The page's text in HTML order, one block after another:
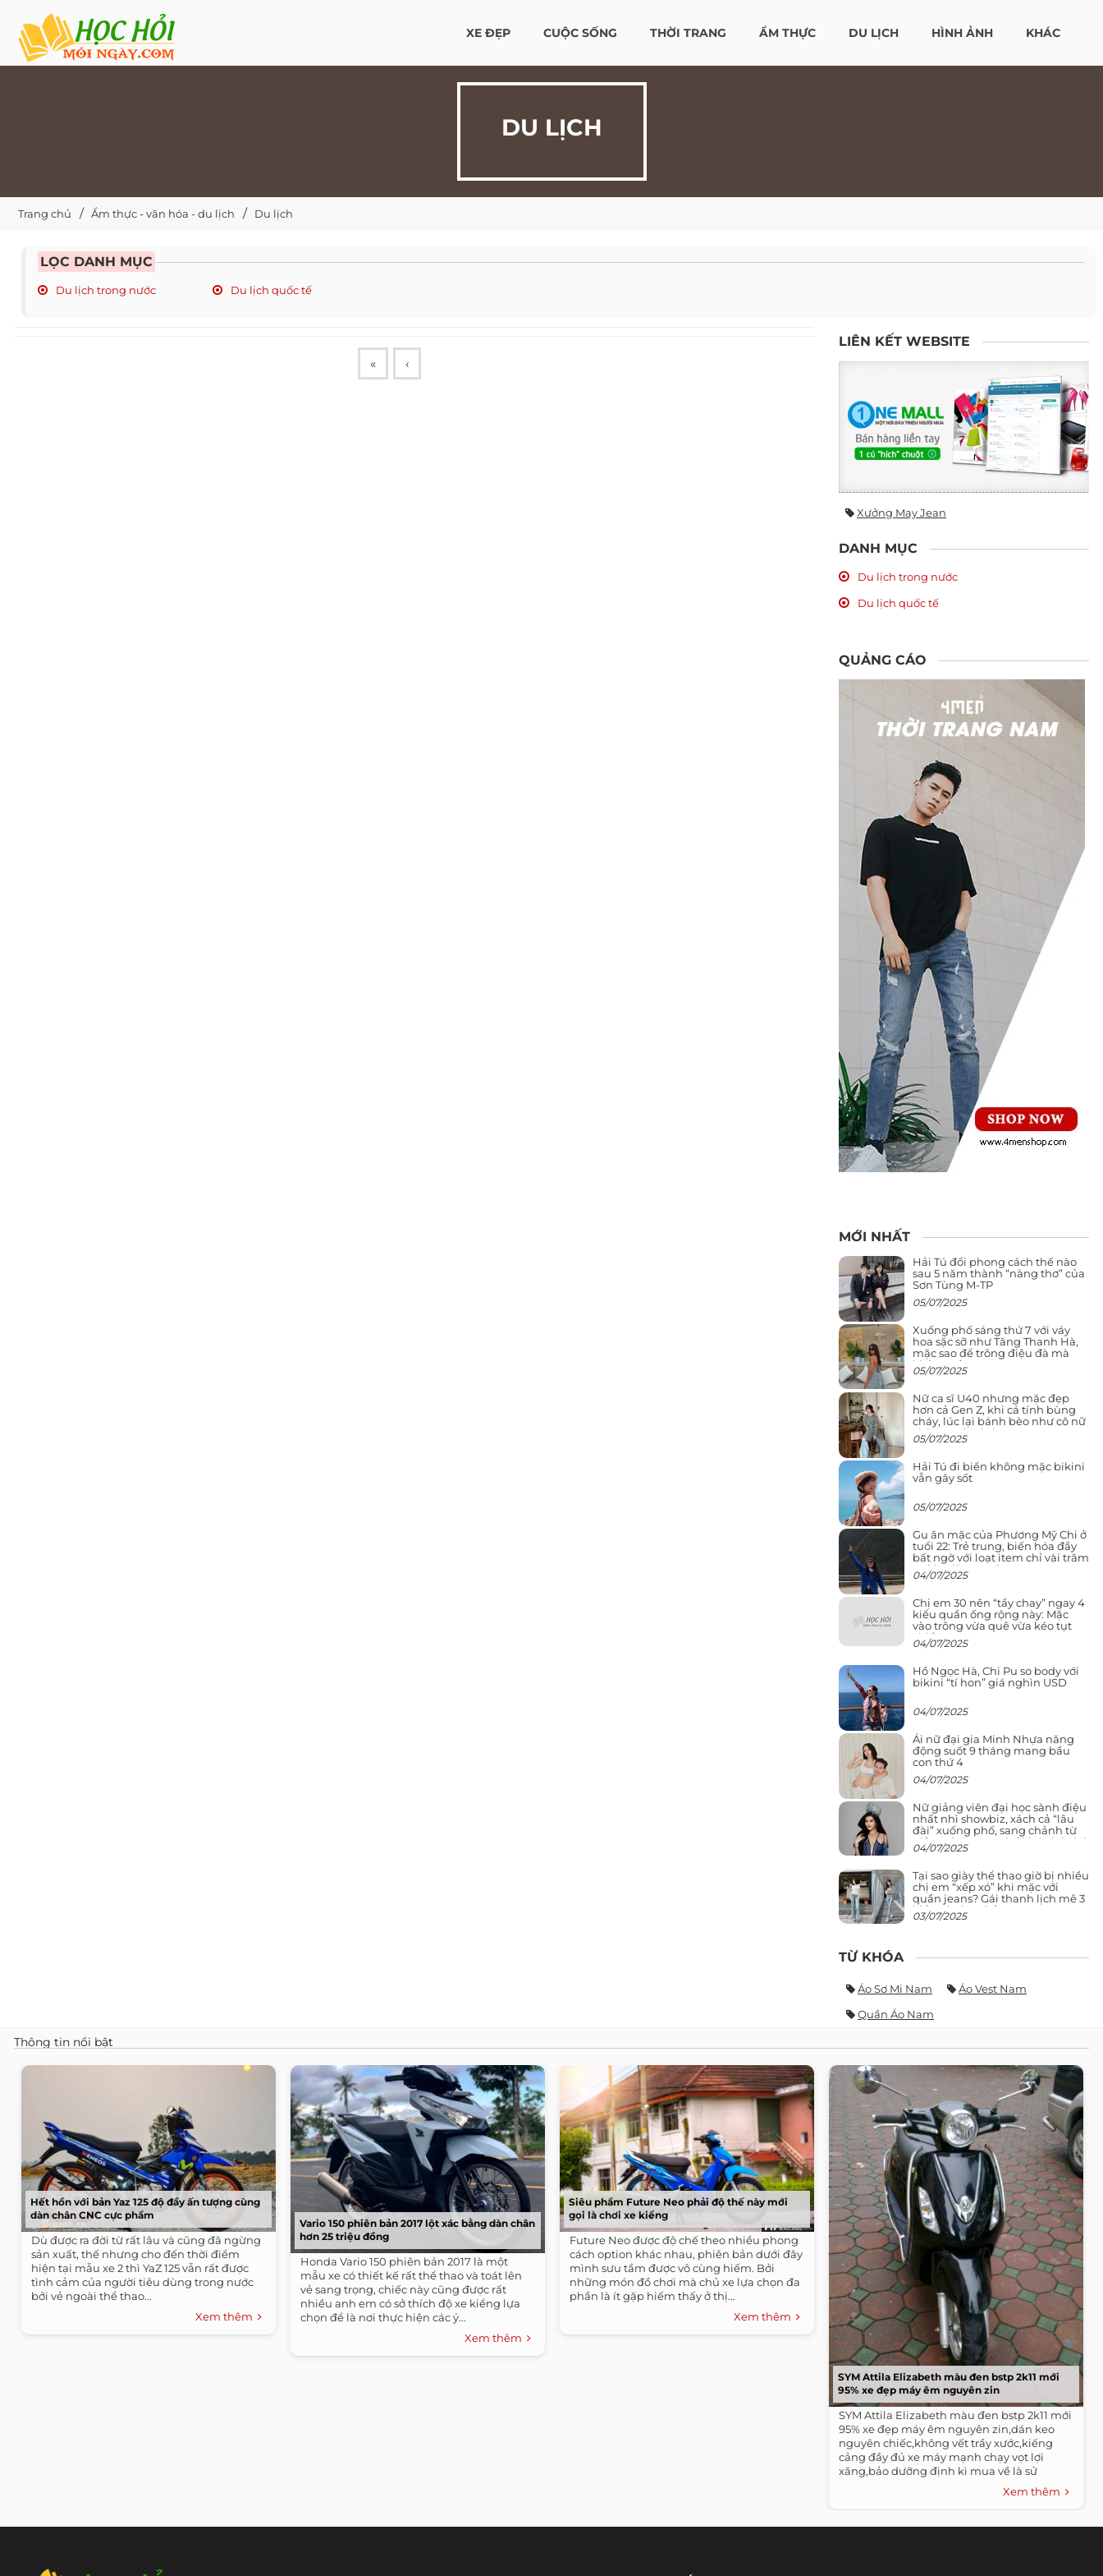
XE ĐẸP CUỘC SỐNG THỜI TRANG ẨM THỰC DU LỊCH HÌNH ẢNH KHÁC
DU LỊCH
Trang chủ Ẩm thực - văn hóa - du lịch Du lịch
LỌC DANH MỤC
Du lịch trong nước Du lịch quốc tế
« ‹
LIÊN KẾT WEBSITE
Xưởng May Jean
DANH MỤC
Du lịch trong nước
Du lịch quốc tế
QUẢNG CÁO
MỚI NHẤT
Hải Tú đổi phong cách thế nào
sau 5 năm thành “nàng thơ” của
Sơn Tùng M-TP
05/07/2025
Xuống phố sáng thứ 7 với váy
hoa sặc sỡ như Tăng Thanh Hà,
mặc sao để trông điệu đà mà
không sến
05/07/2025
Nữ ca sĩ U40 nhưng mặc đẹp
hơn cả Gen Z, khi cá tính bùng
cháy, lúc lại bánh bèo như cô nữ
chính ngôn tình
05/07/2025
Hải Tú đi biển không mặc bikini
vẫn gây sốt
05/07/2025
Gu ăn mặc của Phương Mỹ Chi ở
tuổi 22: Trẻ trung, biến hóa đầy
bất ngờ với loạt item chỉ vài trăm
nghìn đã mua được
04/07/2025
Chị em 30 nên “tẩy chay” ngay 4
kiểu quần ống rộng này: Mặc
vào trông vừa quê vừa kéo tụt
chiều cao
04/07/2025
Hồ Ngọc Hà, Chi Pu so body với
bikini “tí hon” giá nghìn USD
04/07/2025
Ái nữ đại gia Minh Nhựa năng
động suốt 9 tháng mang bầu
con thứ 4
04/07/2025
Nữ giảng viên đại học sành điệu
nhất nhì showbiz, xách cả “lâu
đài” xuống phố, sang chảnh từ
giảng đường ra phố khó ai đọ lại
04/07/2025
Tại sao giày thể thao giờ bị nhiều
chị em “xếp xó” khi mặc với
quần jeans? Gái thanh lịch mê 3
kiểu này hơn hẳn
03/07/2025
TỪ KHÓA
Áo Sơ Mi Nam
Áo Vest Nam
Quần Áo Nam
Thông tin nổi bật
Hết hồn với bản Yaz 125 độ đầy ấn tượng cùng
dàn chân CNC cực phẩm
Dù được ra đời từ rất lâu và cũng đã ngừng
sản xuất, thế nhưng cho đến thời điểm
hiện tại mẫu xe 2 thì YaZ 125 vẫn rất được
tình cảm của người tiêu dùng trong nước
bởi vẻ ngoài thể thao...
Xem thêm
Vario 150 phiên bản 2017 lột xác bằng dàn chân
hơn 25 triệu đồng
Honda Vario 150 phiên bản 2017 là một
mẫu xe có thiết kế rất thể thao và toát lên
vẻ sang trọng, chiếc này cũng được rất
nhiều anh em có sở thích độ xe kiểng lựa
chọn để là nơi thực hiện các ý...
Xem thêm
Siêu phẩm Future Neo phải độ thế này mới
gọi là chơi xe kiểng
Future Neo được độ chế theo nhiều phong
cách option khác nhau, phiên bản dưới đây
mình sưu tầm được vô cùng hiếm. Bởi
những món đồ chơi mà chủ xe lựa chọn đa
phần là ít gặp hiếm thấy ở thị...
Xem thêm
SYM Attila Elizabeth màu đen bstp 2k11 mới
95% xe đẹp máy êm nguyên zin
SYM Attila Elizabeth màu đen bstp 2k11 mới
95% xe đẹp máy êm nguyên zin,dán keo
nguyên chiếc,không vết trầy xước,kiếng
cảng đầy đủ xe máy mạnh chạy vọt lợi
xăng,bảo dưỡng định kì mua về là sử
Xem thêm